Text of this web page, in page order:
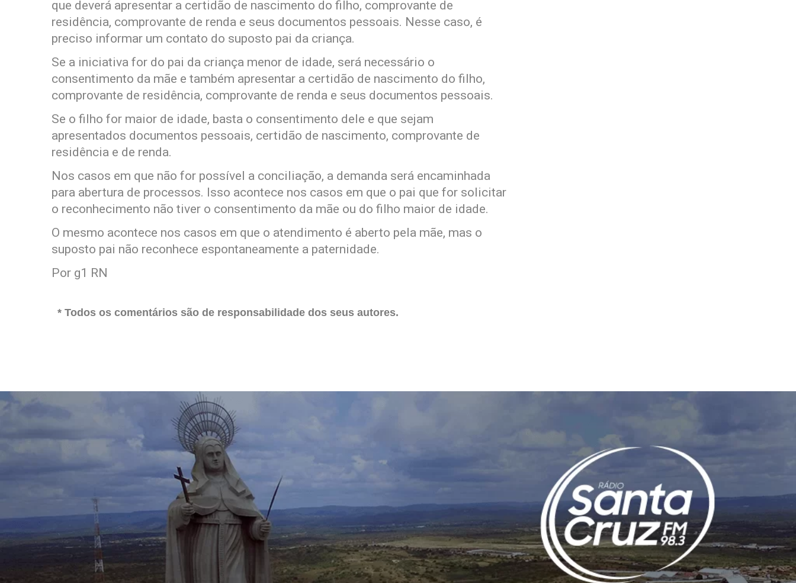
que deverá apresentar a certidão de nascimento do filho, comprovante de
residência, comprovante de renda e seus documentos pessoais. Nesse caso, é
preciso informar um contato do suposto pai da criança.
Se a iniciativa for do pai da criança menor de idade, será necessário o
consentimento da mãe e também apresentar a certidão de nascimento do filho,
comprovante de residência, comprovante de renda e seus documentos pessoais.
Se o filho for maior de idade, basta o consentimento dele e que sejam
apresentados documentos pessoais, certidão de nascimento, comprovante de
residência e de renda.
Nos casos em que não for possível a conciliação, a demanda será encaminhada
para abertura de processos. Isso acontece nos casos em que o pai que for solicitar
o reconhecimento não tiver o consentimento da mãe ou do filho maior de idade.
O mesmo acontece nos casos em que o atendimento é aberto pela mãe, mas o
suposto pai não reconhece espontaneamente a paternidade.
Por g1 RN
* Todos os comentários são de responsabilidade dos seus autores.